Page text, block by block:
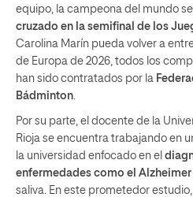
equipo, la campeona del mundo se
cruzado en la semifinal de los
Carolina Marín pueda volver a
de Europa de 2026, todos los
han sido contratados por la
Bádminton.
Por su parte, el docente de la
Rioja se encuentra trabajando en
la universidad enfocado en el
enfermedades como el Alzheimer
saliva. En este prometedor